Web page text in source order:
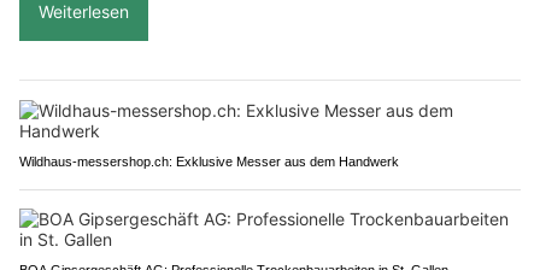
Weiterlesen
Wildhaus-messershop.ch: Exklusive Messer aus dem Handwerk